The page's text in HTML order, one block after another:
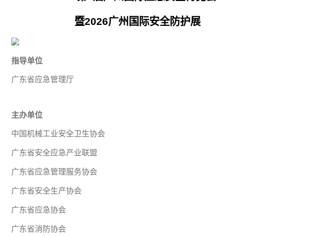
暨2026广州国际安全防护展
指导单位
广东省应急管理厅
主办单位
中国机械工业安全卫生协会
广东省安全应急产业联盟
广东省应急管理服务协会
广东省安全生产协会
广东省应急协会
广东省消防协会